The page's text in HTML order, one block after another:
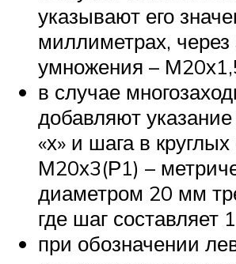
указывают его
миллиметрах, через
умножения –
в случае
добавляют
«х» и шага в круглых
М20х3(Р1) –
диаметром 20 мм
где шаг составляет
при обозначении